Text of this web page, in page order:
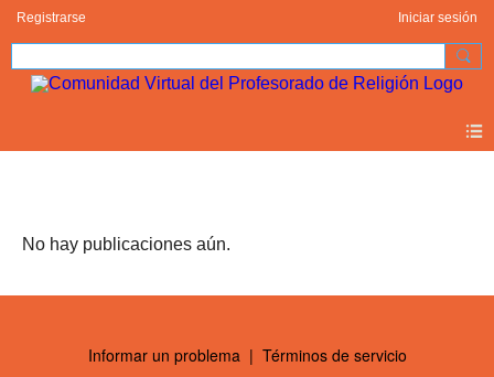
Registrarse Iniciar sesión
No hay publicaciones aún.
Informar un problema | Términos de servicio